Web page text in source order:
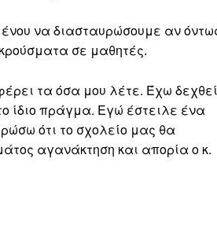
να διασταυρώσουμε αν
σε μαθητές.
τα όσα μου λέτε. Έχω δεχθεί
ίδιο πράγμα. Εγώ έστειλε ένα
ότι το σχολείο μας θα
αγανάκτηση και απορία ο κ.